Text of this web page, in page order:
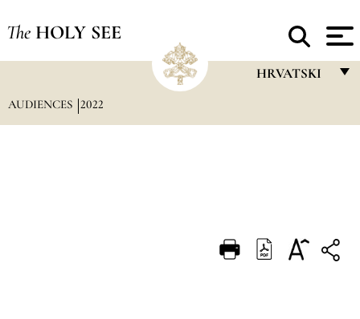
The HOLY SEE
HRVATSKI
DEUTSCH
AUDIENCES 2022